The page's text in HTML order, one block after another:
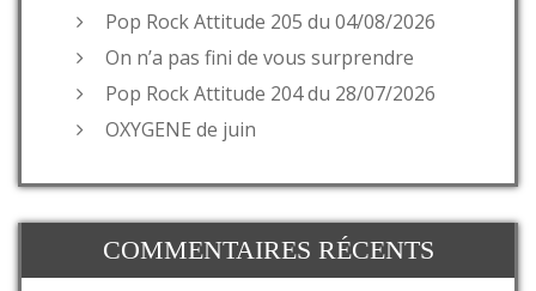
Pop Rock Attitude 205 du 04/08/2026
On n’a pas fini de vous surprendre
Pop Rock Attitude 204 du 28/07/2026
OXYGENE de juin
COMMENTAIRES RÉCENTS